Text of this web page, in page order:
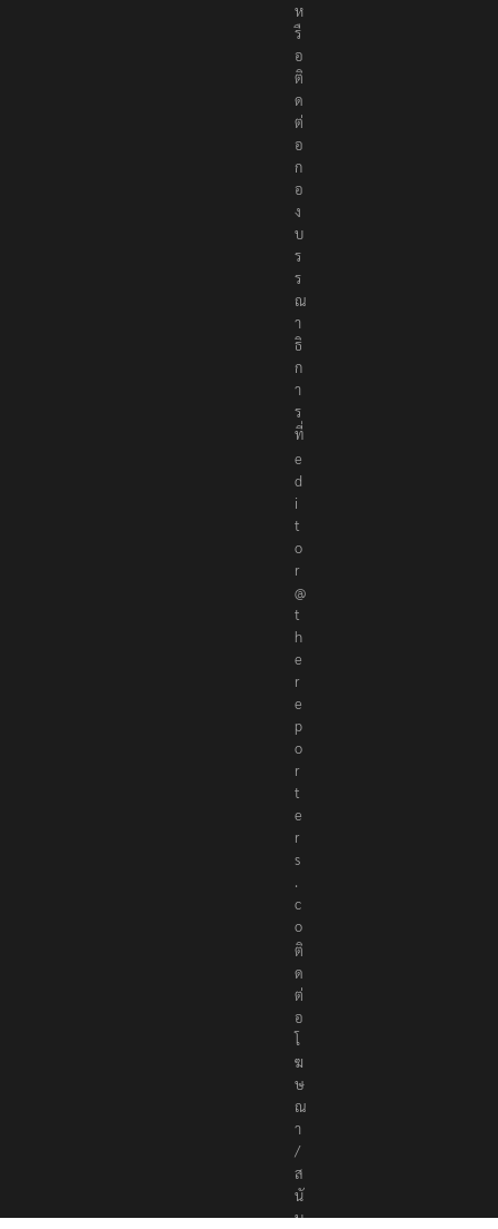
ห
รื
อ
ติ
ด
ต่
อ
ก
อ
ง
บ
ร
ร
ณ
า
ธิ
ก
า
ร
ที่
e
d
i
t
o
r
@
t
h
e
r
e
p
o
r
t
e
r
s
.
c
o
ติ
ด
ต่
อ
โ
ฆ
ษ
ณ
า
/
ส
นั
บ